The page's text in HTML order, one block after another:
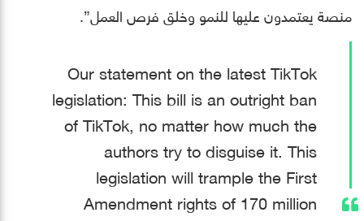
منصة يعتمدون عليها للنمو وخلق فرص العمل”.
Our statement on the latest TikTok
legislation: This bill is an outright ban
of TikTok, no matter how much the
authors try to disguise it. This
legislation will trample the First
Amendment rights of 170 million